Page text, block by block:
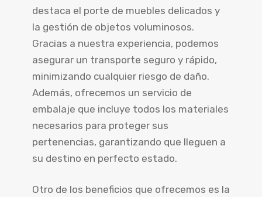
destaca el porte de muebles delicados y
la gestión de objetos voluminosos.
Gracias a nuestra experiencia, podemos
asegurar un transporte seguro y rápido,
minimizando cualquier riesgo de daño.
Además, ofrecemos un servicio de
embalaje que incluye todos los materiales
necesarios para proteger sus
pertenencias, garantizando que lleguen a
su destino en perfecto estado.
Otro de los beneficios que ofrecemos es la